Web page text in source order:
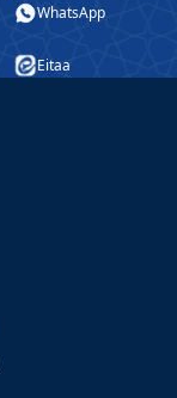
WhatsApp
Eitaa